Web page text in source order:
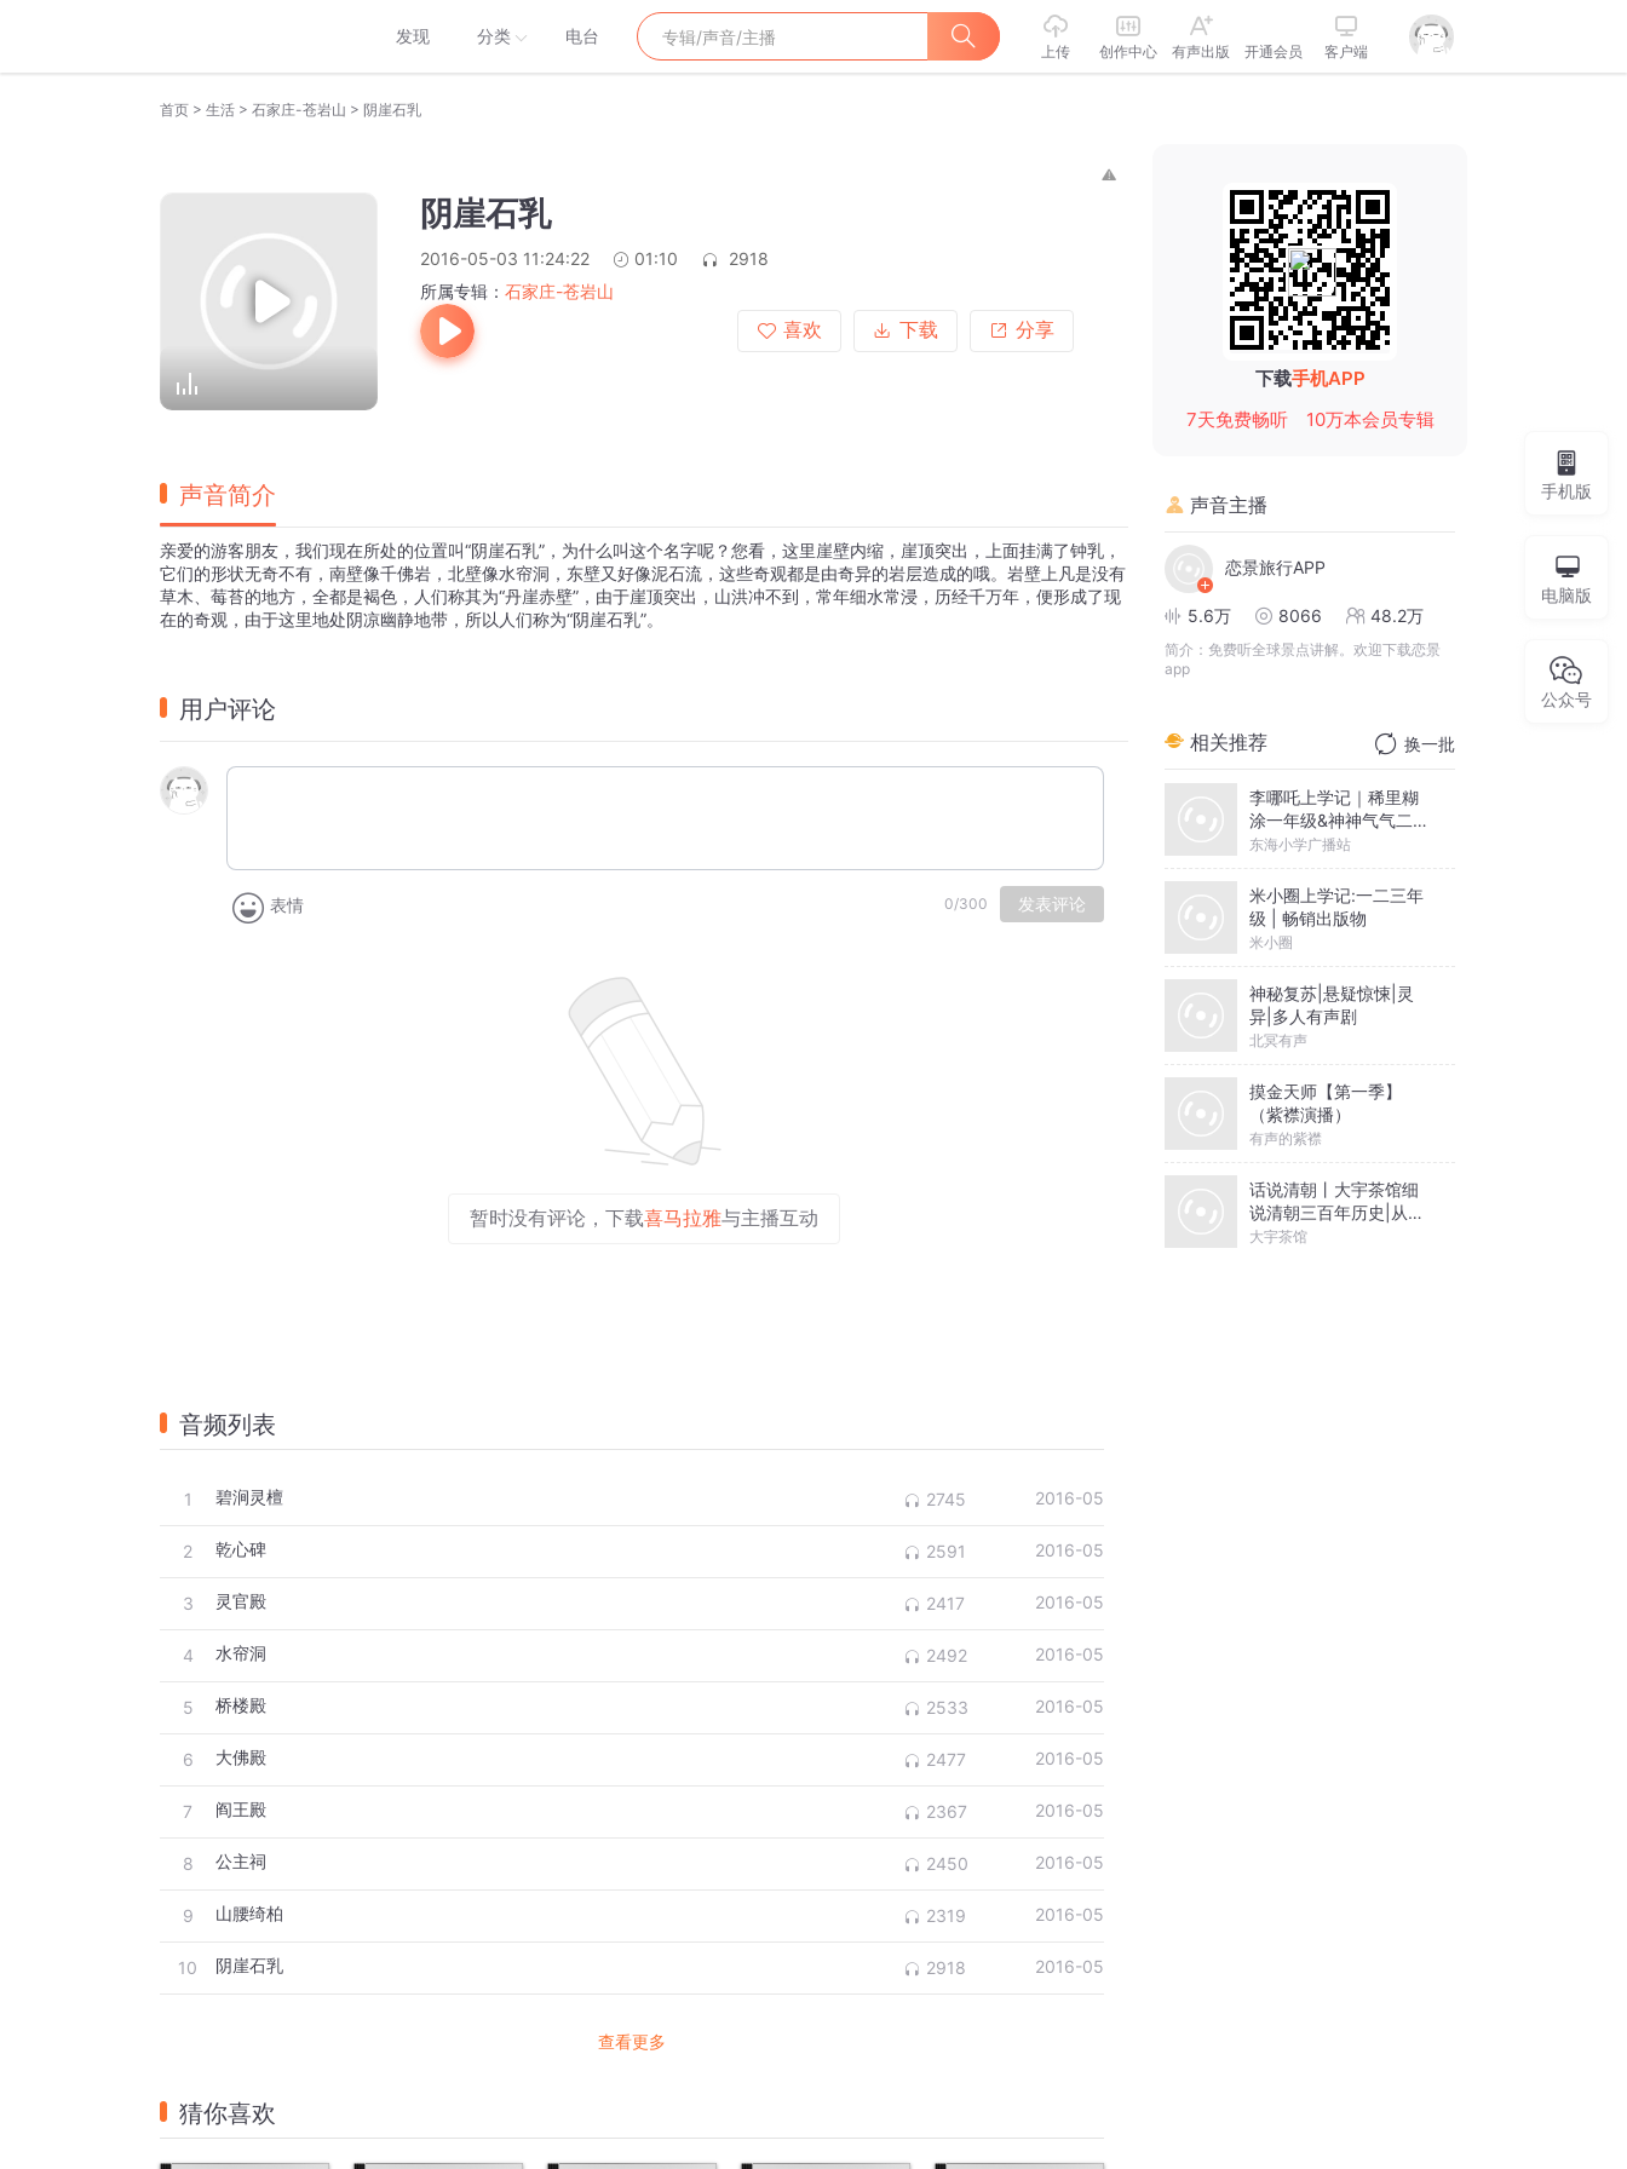
发现 分类 电台
上传 创作中心 有声出版 开通会员 客户端
首页 > 生活 > 石家庄-苍岩山 > 阴崖石乳
阴崖石乳
2016-05-03 11:24:22 01:10
2918
所属专辑： 石家庄-苍岩山
喜欢
下载 分享
声音简介
亲爱的游客朋友，我们现在所处的位置叫“阴崖石乳”，为什么叫这个名字呢？您看，这里崖壁内缩，崖顶突出，上面挂满了钟乳，
它们的形状无奇不有，南壁像千佛岩，北壁像水帘洞，东壁又好像泥石流，这些奇观都是由奇异的岩层造成的哦。岩壁上凡是没有
草木、莓苔的地方，全都是褐色，人们称其为“丹崖赤壁”，由于崖顶突出，山洪冲不到，常年细水常浸，历经千万年，便形成了现
在的奇观，由于这里地处阴凉幽静地带，所以人们称为“阴崖石乳”。
用户评论
表情 0/300 发表评论
暂时没有评论，下载喜马拉雅与主播互动
音频列表
1 碧涧灵檀 2745 2016-05
2 乾心碑 2591 2016-05
3 灵官殿 2417 2016-05
4 水帘洞 2492 2016-05
5 桥楼殿 2533 2016-05
6 大佛殿 2477 2016-05
7 阎王殿 2367 2016-05
8 公主祠 2450 2016-05
9 山腰绮柏 2319 2016-05
10 阴崖石乳 2918 2016-05
查看更多
猜你喜欢
下载手机APP
7天免费畅听
10万本会员专辑
声音主播
恋景旅行APP
5.6万 8066 48.2万
简介： 免费听全球景点讲解。欢迎下载恋景
app
相关推荐 换一批
李哪吒上学记｜稀里糊
涂一年级&神神气气二年
级
东海小学广播站
米小圈上学记:一二三年
级 | 畅销出版物
米小圈
神秘复苏|悬疑惊悚|灵
异|多人有声剧
北冥有声
摸金天师【第一季】
（紫襟演播）
有声的紫襟
话说清朝丨大宇茶馆细
说清朝三百年历史|从努
尔哈赤到末代皇帝溥仪|
大宇茶馆
手机版
电脑版
公众号